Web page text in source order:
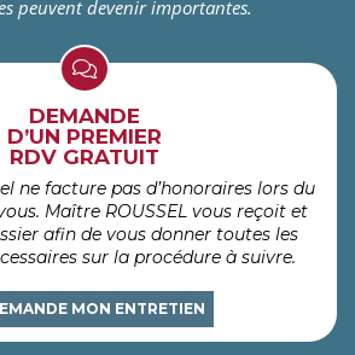
peuvent devenir importantes.
DEMANDE
D’UN PREMIER
RDV GRATUIT
ne facture pas d’honoraires lors du
Maître ROUSSEL vous reçoit et
afin de vous donner toutes les
sur la procédure à suivre.
MON ENTRETIEN